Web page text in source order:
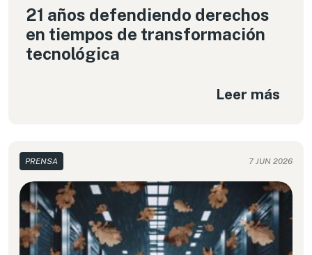
21 años defendiendo derechos
en tiempos de transformación
tecnológica
Leer más
PRENSA 7 JUN 2026